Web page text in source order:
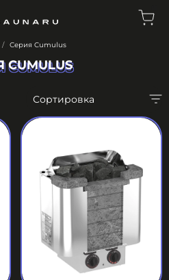
Серия Cumulus